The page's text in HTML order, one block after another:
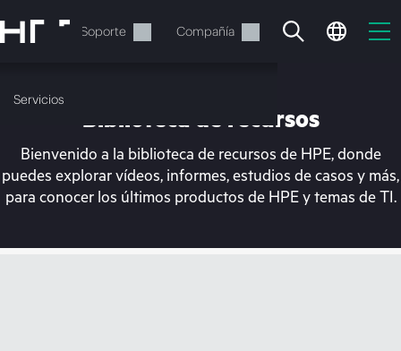
al
contenido
Servicios Soporte Compañía
Servicios
En estos momentos, tu
Biblioteca de recursos
Bienvenido a la biblioteca de recursos de HPE, donde
puedes explorar vídeos, informes, estudios de casos y más,
para conocer los últimos productos de HPE y temas de TI.